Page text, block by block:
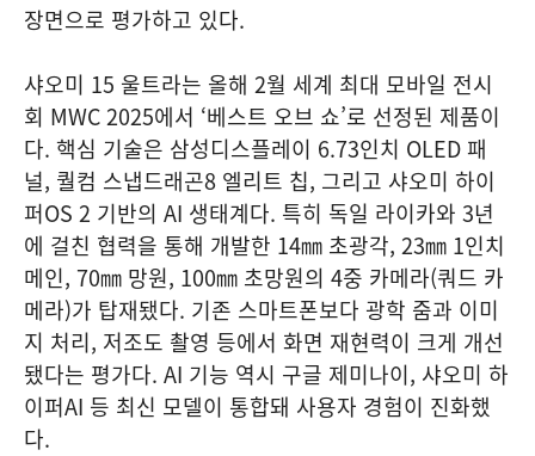
장면으로 평가하고 있다.
샤오미 15 울트라는 올해 2월 세계 최대 모바일 전시
회 MWC 2025에서 ‘베스트 오브 쇼’로 선정된 제품이
다. 핵심 기술은 삼성디스플레이 6.73인치 OLED 패
널, 퀄컴 스냅드래곤8 엘리트 칩, 그리고 샤오미 하이
퍼OS 2 기반의 AI 생태계다. 특히 독일 라이카와 3년
에 걸친 협력을 통해 개발한 14㎜ 초광각, 23㎜ 1인치
메인, 70㎜ 망원, 100㎜ 초망원의 4중 카메라(쿼드 카
메라)가 탑재됐다. 기존 스마트폰보다 광학 줌과 이미
지 처리, 저조도 촬영 등에서 화면 재현력이 크게 개선
됐다는 평가다. AI 기능 역시 구글 제미나이, 샤오미 하
이퍼AI 등 최신 모델이 통합돼 사용자 경험이 진화했
다.